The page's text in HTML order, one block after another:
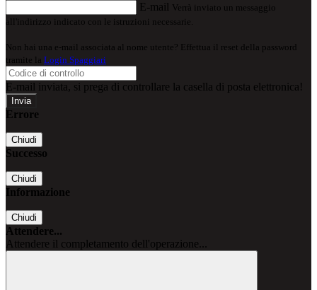
E-mail Verrà inviato un messaggio
all'indirizzo indicato con le istruzioni necessarie.
Non hai una e-mail associata al nome utente? Effettua il reset della password
tramite la Login Spaggiari
E-mail inviata, si prega di controllare la casella di posta elettronica!
Errore
Chiudi
Successo
Chiudi
Informazione
Chiudi
Attendere...
Attendere il completamento dell'operazione...